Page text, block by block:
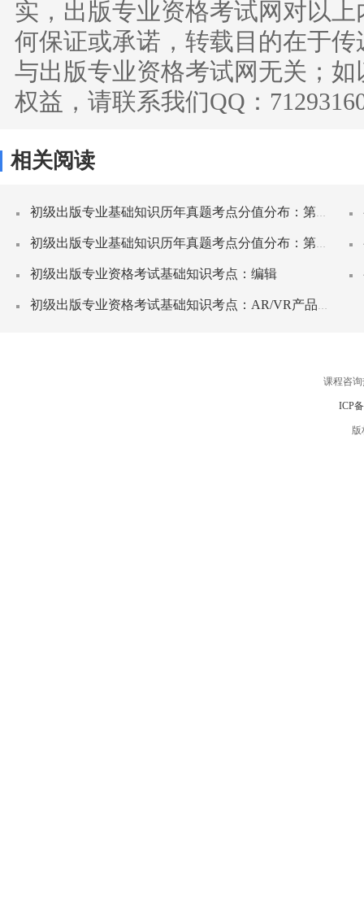
实，出版专业资格考试网对以
何保证或承诺，转载目的在于
与出版专业资格考试网无关；
权益，请联系我们QQ：
相关阅读
初级出版专业基础知识历年真题考点分值分布：第四章
初级出版专业基础知识历年真题考点分值分布：第二章
初级出版专业资格考试基础知识考点：编辑
初级出版专业资格考试基础知识考点：AR/VR产品设计
课程咨
ICP